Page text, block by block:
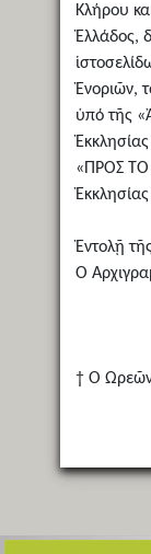
Κλήρου
Ἑλλάδος,
Ἐνοριῶν,
ὑπό τῆς
Ἐκκλησίας
«ΠΡΟΣ ΤΟ
Ἐντολῇ
Ὁ
† Ὁ